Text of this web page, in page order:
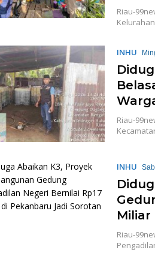
Riau-
INHU
Riau-
INHU
Miliar
Riau-